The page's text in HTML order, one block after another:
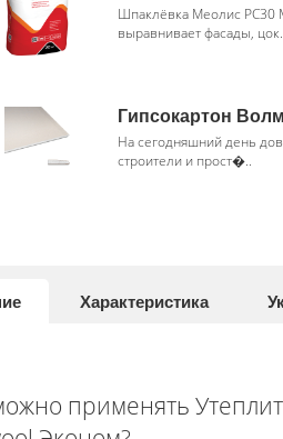
Шпаклёвка Меолис PC30
выравнивает фасады,
Гипсокартон
На сегодняшний день
строители и прост�..
Характеристика
применять